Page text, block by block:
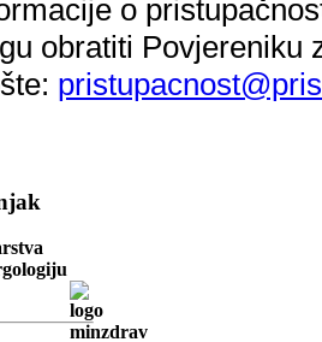
o
obratiti Povjereniku